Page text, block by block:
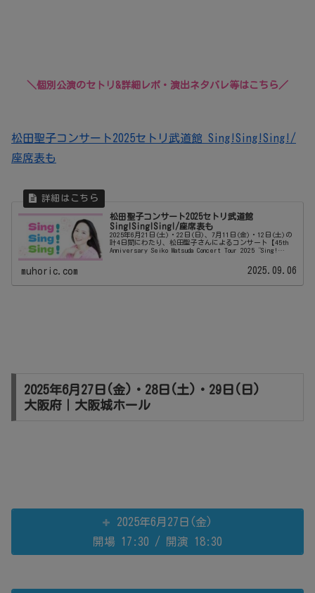
＼個別公演のセトリ&詳細レポ・演出ネタバレ等はこちら／
松田聖子コンサート2025セトリ武道館 Sing!Sing!Sing!/
座席表も
松田聖子コンサート2025セトリ武道館
Sing!Sing!Sing!/座席表も
2025年6月21日(土)・22日(日)、7月11日(金)・12日(土)の
計4日間にわたり、松田聖子さんによるコンサート【45th
Anniversary Seiko Matsuda Concert Tour 2025“Sing!
muhoric.com 2025.09.06
2025年6月27日(金)・28日(土)・29日(日)
大阪府｜大阪城ホール
2025年6月27日(金)
開場 17:30 / 開演 18:30